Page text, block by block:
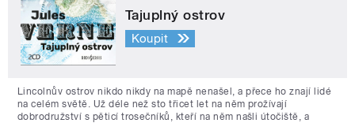
Tajuplný ostrov
Koupit
Lincolnův ostrov nikdo nikdy na mapě nenašel, a přece ho znají lidé
na celém světě. Už déle než sto třicet let na něm prožívají
dobrodružství s pěticí trosečníků, kteří na něm našli útočiště, a